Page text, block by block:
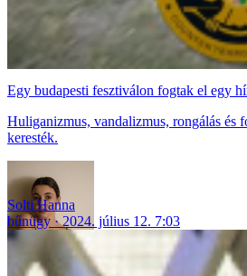
Egy budapesti fesztiválon fogtak el egy
Huliganizmus, vandalizmus, rongálás és
keresték.
Solti Hanna
bűnügy
2024. július 12. 7:03